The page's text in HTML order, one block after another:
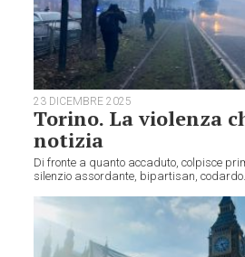
23 DICEMBRE 2025
Torino. La violenza
notizia
Di fronte a quanto accaduto, colpisce
silenzio assordante, bipartisan, codardo.